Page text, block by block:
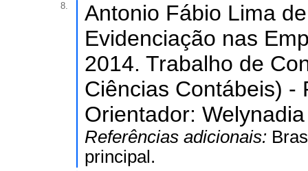
8.
Antonio Fábio Lima
Evidenciação nas
2014. Trabalho de
Ciências Contábeis) -
Orientador:
Referências adicionais:
principal.